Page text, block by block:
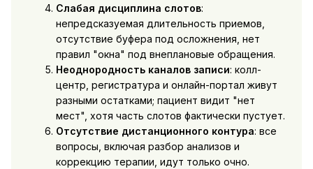
Слабая дисциплина слотов:
непредсказуемая длительность приемов,
отсутствие буфера под осложнения, нет
правил "окна" под внеплановые обращения.
Неоднородность каналов записи: колл-
центр, регистратура и онлайн-портал живут
разными остатками; пациент видит "нет
мест", хотя часть слотов фактически пустует.
Отсутствие дистанционного контура: все
вопросы, включая разбор анализов и
коррекцию терапии, идут только очно.